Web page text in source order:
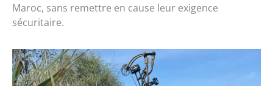
Maroc, sans remettre en cause leur exigence
sécuritaire.